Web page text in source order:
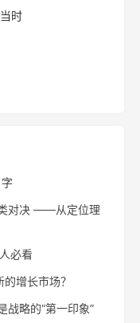
时
对决 ——从定位理
必看
增长市场？
战略的“第一印象”